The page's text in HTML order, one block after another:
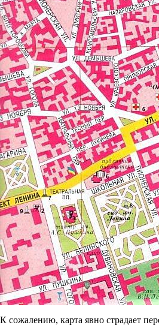
К сожалению, карта явно страдает